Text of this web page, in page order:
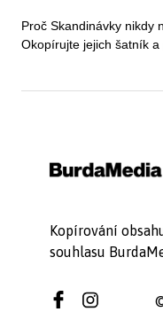
Proč Skandinávky nikdy
Okopírujte jejich šatník a
Kopírování
souhlasu